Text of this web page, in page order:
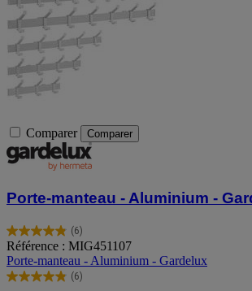
Comparer Comparer
Porte-manteau - Aluminium -
(6)
4.8
sur
5
étoiles.
Référence : MIG451107
Porte-manteau - Aluminium - Gardelux
(6)
4.8